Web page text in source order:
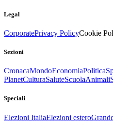
Legal
CorporatePrivacy PolicyCookie
Sezioni
CronacaMondoEconomiaPolitica
PlanetCulturaSaluteScuolaAnimali
Speciali
Elezioni ItaliaElezioni estero